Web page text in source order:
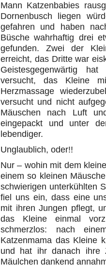
Mann Katzenbabies
Dornenbusch liegen
gefahren und haben
Büsche wahrhaftig drei
gefunden. Zwei der
erreicht, das Dritte war
Geistesgegenwärtig
versucht, das Kleine
Herzmassage
versucht und nicht
Mäuschen nach Luft
eingepackt und unter
lebendiger.
Unglaublich, oder!!
Nur – wohin mit dem
einem so kleinen
schwierigen unterkühlten
fiel uns ein, dass eine
mit ihren Jungen pflegt,
das Kleine einmal
schmerzlos: nach
Katzenmama das Kleine
und hat ihr danach ihre
Mäulchen dankend